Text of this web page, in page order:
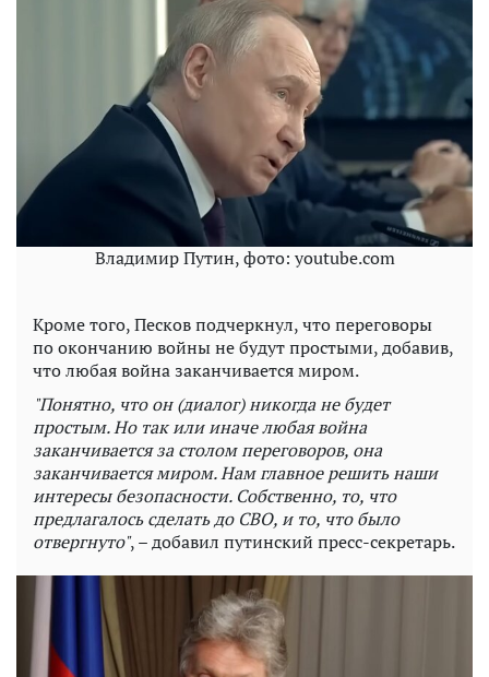
Владимир Путин, фото: youtube.com
Кроме того, Песков подчеркнул, что переговоры
по окончанию войны не будут простыми, добавив,
что любая война заканчивается миром.
"Понятно, что он (диалог) никогда не будет
простым. Но так или иначе любая война
заканчивается за столом переговоров, она
заканчивается миром. Нам главное решить наши
интересы безопасности. Собственно, то, что
предлагалось сделать до СВО, и то, что было
отвергнуто", – добавил путинский пресс-секретарь.